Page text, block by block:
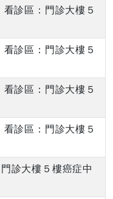
診區：門診大樓５
診區：門診大樓５
診區：門診大樓５
診區：門診大樓５
大樓５樓癌症中